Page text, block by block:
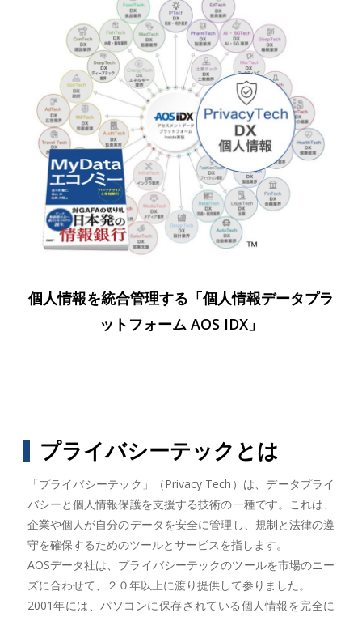
個人情報を統合管理する「個人情報データプラ
ットフォーム AOS IDX」
プライバシーテックとは
「プライバシーテック」（Privacy Tech）は、データプライ
バシーと個人情報保護を支援する技術の一種です。これは、
企業や個人が自分のデータを安全に管理し、規制と法律の遵
守を確保するためのツールとサービスを指します。
AOSデータ社は、プライバシーテックのツールを市場のニー
ズに合わせて、２０年以上に渡り提供して参りました。
2001年には、パソコンに保存されている個人情報を完全に